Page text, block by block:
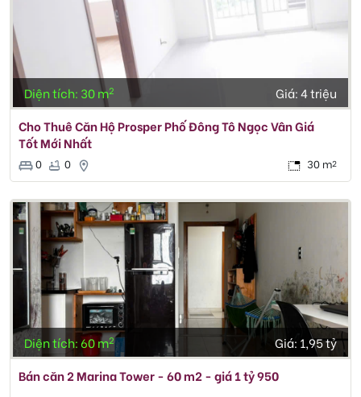
Diện tích: 30 m2 Giá:4 triệu
Cho Thuê Căn Hộ Prosper Phố Đông Tô Ngọc Vân Giá
Tốt Mới Nhất
0 0 30 m2
Diện tích: 60 m2 Giá: 1,95 tỷ
Bán căn 2 Marina Tower - 60 m2 - giá 1 tỷ 950